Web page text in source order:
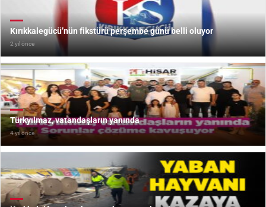
Kırıkkalegücü’nün fikstürü perşembe günü belli oluyor
2 yıl önce
Türkyılmaz, vatandaşların yanında
4 yıl önce